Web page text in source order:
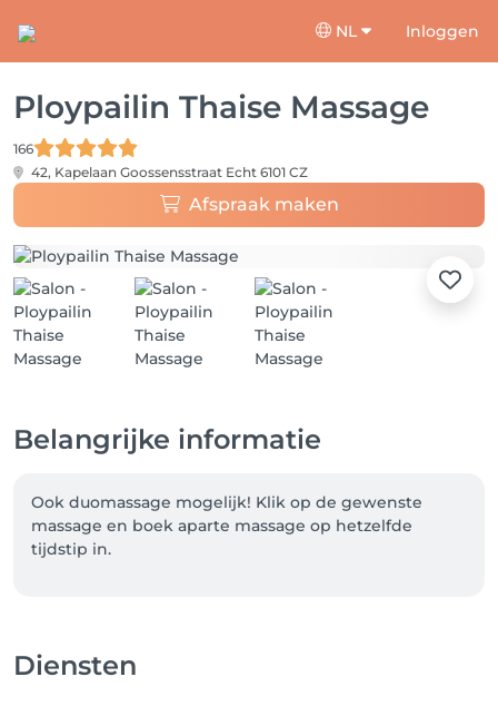
NL Inloggen
Ploypailin Thaise Massage
166
42, Kapelaan Goossensstraat Echt 6101 CZ
Afspraak maken
Belangrijke informatie
Ook duomassage mogelijk! Klik op de gewenste
massage en boek aparte massage op hetzelfde
tijdstip in.
Diensten